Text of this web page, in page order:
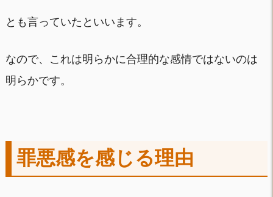
とも言っていたといいます。
なので、これは明らかに合理的な感情ではないのは
明らかです。
罪悪感を感じる理由